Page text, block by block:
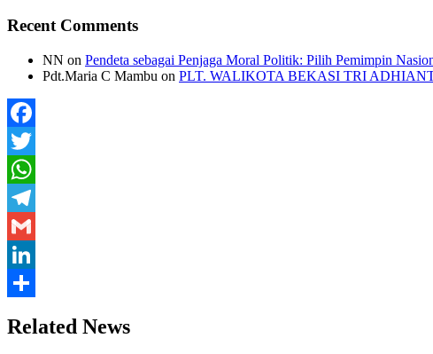
Recent Comments
NN on Pendeta sebagai Penjaga Moral Politik: Pilih Pemimpin
Pdt.Maria C Mambu on PLT. WALIKOTA BEKASI TRI
Facebook
Twitter
WhatsApp
Telegram
Gmail
LinkedIn
Related News